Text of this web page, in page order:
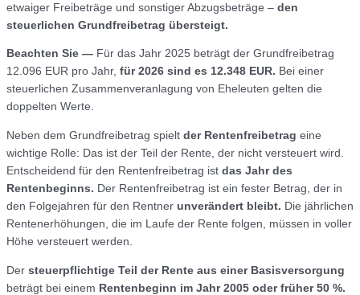
etwaiger Freibeträge und sonstiger Abzugsbeträge – den
steuerlichen Grundfreibetrag übersteigt.
Beachten Sie — Für das Jahr 2025 beträgt der Grundfreibetrag
12.096 EUR pro Jahr, für 2026 sind es 12.348 EUR. Bei einer
steuerlichen Zusammenveranlagung von Eheleuten gelten die
doppelten Werte.
Neben dem Grundfreibetrag spielt der Rentenfreibetrag eine
wichtige Rolle: Das ist der Teil der Rente, der nicht versteuert wird.
Entscheidend für den Rentenfreibetrag ist das Jahr des
Rentenbeginns. Der Rentenfreibetrag ist ein fester Betrag, der in
den Folgejahren für den Rentner unverändert bleibt. Die jährlichen
Rentenerhöhungen, die im Laufe der Rente folgen, müssen in voller
Höhe versteuert werden.
Der steuerpflichtige Teil der Rente aus einer Basisversorgung
beträgt bei einem Rentenbeginn im Jahr 2005 oder früher 50 %.